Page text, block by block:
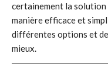
certainement la solution
manière efficace et
différentes options et
mieux.